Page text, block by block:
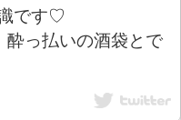
です♡
っ払いの酒袋とで